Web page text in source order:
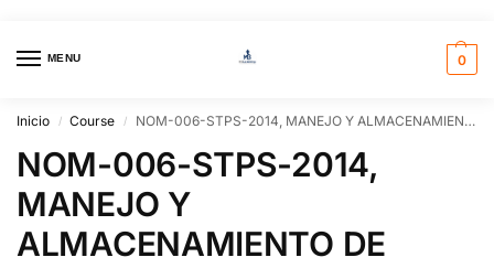
MENU 0
Inicio / Course / NOM-006-STPS-2014, MANEJO Y ALMACENAMIENTO DE MATERIALES-CONDICIONES DE SEGURIDAD Y SALUD EN EL TRABAJO
NOM-006-STPS-2014,
MANEJO Y
ALMACENAMIENTO DE